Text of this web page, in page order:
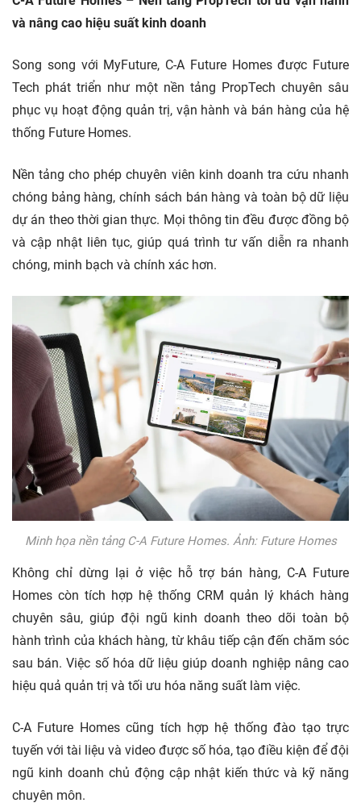
và nâng cao hiệu suất kinh doanh
Song song với MyFuture, C-A Future Homes được Future
Tech phát triển như một nền tảng PropTech chuyên sâu
phục vụ hoạt động quản trị, vận hành và bán hàng của hệ
thống Future Homes.
Nền tảng cho phép chuyên viên kinh doanh tra cứu nhanh
chóng bảng hàng, chính sách bán hàng và toàn bộ dữ liệu
dự án theo thời gian thực. Mọi thông tin đều được đồng bộ
và cập nhật liên tục, giúp quá trình tư vấn diễn ra nhanh
chóng, minh bạch và chính xác hơn.
Minh họa nền tảng C-A Future Homes. Ảnh: Future Homes
Không chỉ dừng lại ở việc hỗ trợ bán hàng, C-A Future
Homes còn tích hợp hệ thống CRM quản lý khách hàng
chuyên sâu, giúp đội ngũ kinh doanh theo dõi toàn bộ
hành trình của khách hàng, từ khâu tiếp cận đến chăm sóc
sau bán. Việc số hóa dữ liệu giúp doanh nghiệp nâng cao
hiệu quả quản trị và tối ưu hóa năng suất làm việc.
C-A Future Homes cũng tích hợp hệ thống đào tạo trực
tuyến với tài liệu và video được số hóa, tạo điều kiện để đội
ngũ kinh doanh chủ động cập nhật kiến thức và kỹ năng
chuyên môn.